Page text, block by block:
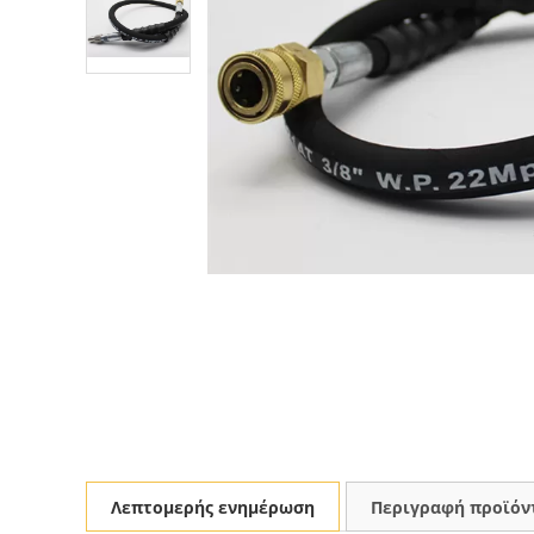
Λεπτομερής ενημέρωση Περιγραφή